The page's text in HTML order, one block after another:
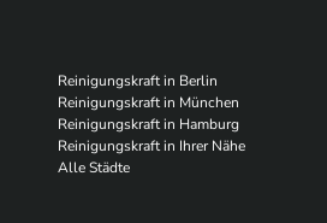
Reinigungskraft in Berlin
Reinigungskraft in München
Reinigungskraft in Hamburg
Reinigungskraft in Ihrer Nähe
Alle Städte